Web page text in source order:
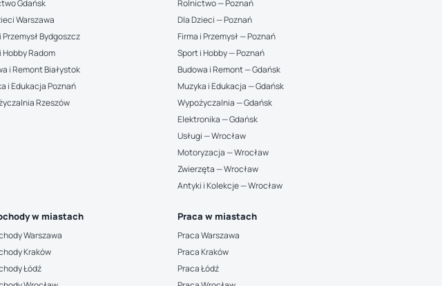
Gdańsk
Warszawa
Przemysł Bydgoszcz
Hobby Radom
i Remont Białystok
i Edukacja Poznań
Rzeszów
Rolnictwo — Poznań
Dla Dzieci — Poznań
Firma i Przemysł — Poznań
Sport i Hobby — Poznań
Budowa i Remont — Gdańsk
Muzyka i Edukacja — Gdańsk
Wypożyczalnia — Gdańsk
Elektronika — Gdańsk
Usługi — Wrocław
Motoryzacja — Wrocław
Zwierzęta — Wrocław
Antyki i Kolekcje — Wrocław
w miastach
Warszawa
Kraków
Łódź
Praca w miastach
Praca Warszawa
Praca Kraków
Praca Łódź